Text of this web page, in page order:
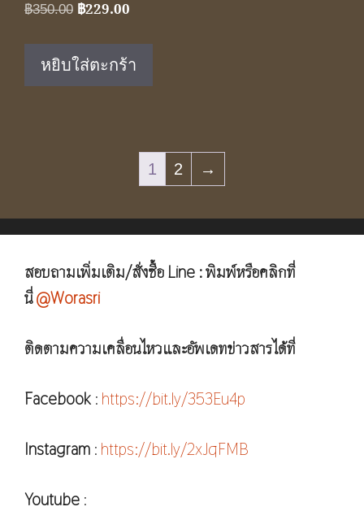
฿350.00 Original
was:
฿350.00.
฿229.00
฿229.00.
หยิบใส่ตะกร้า
1 2 →
สอบถามเพิ่มเติม/สั่งซื้อ Line : พิมพ์หรือคลิกที่
นี่@Worasri
ติดตามความเคลื่อนไหวและอัพเดทข่าวสารได้ที่
Facebook : https://bit.ly/353Eu4p
Instagram : https://bit.ly/2xJqFMB
Youtube :